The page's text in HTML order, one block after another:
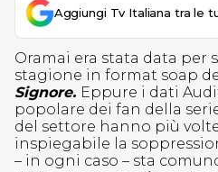
Aggiungi Tv Italiana tra le
Oramai era stata data per
stagione in format soap
Signore. Eppure i dati
popolare dei fan della
del settore hanno più
inspiegabile la
– in ogni caso – sta